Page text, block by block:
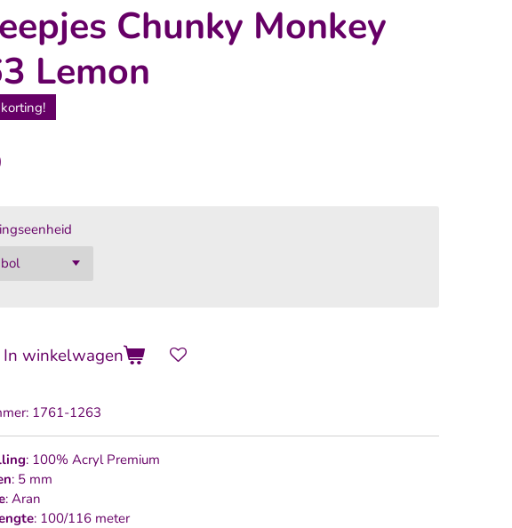
Chunky Monkey
Lemon
In winkelwagen
1761-1263
: 100% Acryl Premium
: 5 mm
: Aran
: 100/116 meter